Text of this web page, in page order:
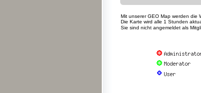
Mit unserer GEO Map werden die
Die Karte wird alle 1 Stunden
Sie sind nicht angemeldet als